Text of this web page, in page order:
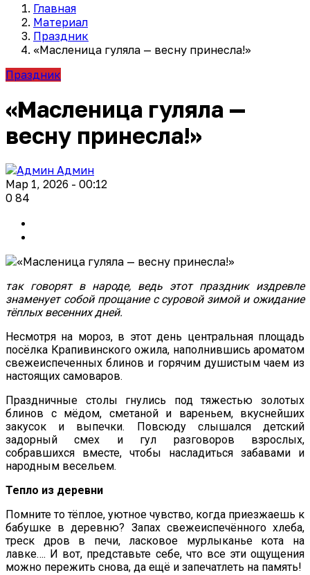
Главная
Материал
Праздник
«Масленица гуляла — весну принесла!»
Праздник
«Масленица гуляла —
весну принесла!»
Админ
Мар 1, 2026 - 00:12
0 84
так говорят в народе, ведь этот праздник издревле
знаменует собой прощание с суровой зимой и ожидание
тёплых весенних дней.
Несмотря на мороз, в этот день центральная площадь
посёлка Крапивинского ожила, наполнившись ароматом
свежеиспеченных блинов и горячим душистым чаем из
настоящих самоваров.
Праздничные столы гнулись под тяжестью золотых
блинов с мёдом, сметаной и вареньем, вкуснейших
закусок и выпечки. Повсюду слышался детский
задорный смех и гул разговоров взрослых,
собравшихся вместе, чтобы насладиться забавами и
народным весельем.
Тепло из деревни
Помните то тёплое, уютное чувство, когда приезжаешь к
бабушке в деревню? Запах свежеиспечённого хлеба,
треск дров в печи, ласковое мурлыканье кота на
лавке…. И вот, представьте себе, что все эти ощущения
можно пережить снова, да ещё и запечатлеть на память!